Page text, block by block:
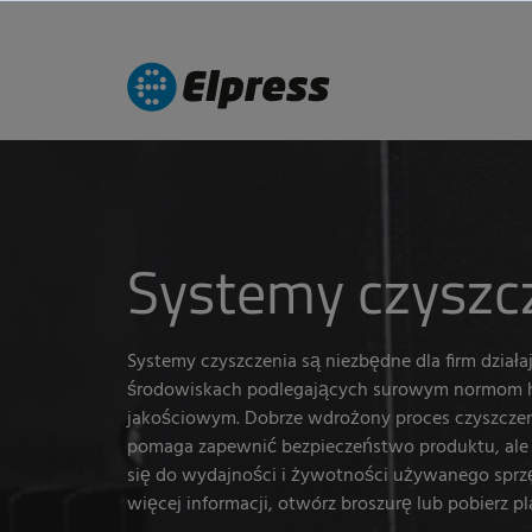
Systemy
Systemy czyszczenia są niezbędne dla firm
środowiskach podlegających surowym normom
jakościowym. Dobrze wdrożony proces
pomaga zapewnić bezpieczeństwo produktu,
się do wydajności i żywotności używanego
więcej informacji, otwórz broszurę lub pobierz